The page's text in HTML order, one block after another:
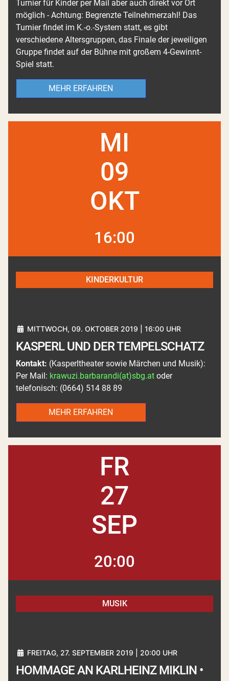
Turnier für Kinder per Mail aber auch direkt vor Ort
möglich - Achtung: Begrenzte Teilnehmerzahl! Das
Turnier findet im K.-o.-System statt, es gibt
verschiedene Altersgruppen, das Finale der jeweiligen
Gruppe findet auf der Bühne mit großem 4-Gewinnt-
Spiel statt.
MEHR ERFAHREN
MI
09
OKT
16:00
KINDERKULTUR
MITTWOCH, 09. OKTOBER 2019 | 16:00 UHR
KASPERL UND DER TEMPELSCHATZ
Kontakt: (Kasperltheater sowie Märchen und Musik):
Per Mail: krawuzi.barbarandi(at)sbg.at oder
telefonisch: (0664) 514 88 89
MEHR ERFAHREN
FR
27
SEP
20:00
MUSIK
FREITAG, 27. SEPTEMBER 2019 | 20:00 UHR
HOMMAGE AN KARLHEINZ MIKLIN •